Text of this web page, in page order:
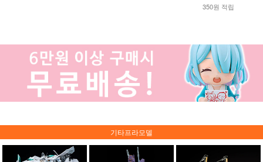
350원 적립
기타프라모델